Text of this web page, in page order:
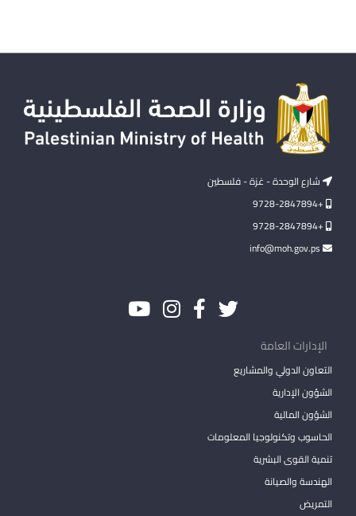
شارع الوحدة - غزة - فلسطين
+9728-2847894
+9728-2847894
الإدارات العامة
التعاون الدولي والمشاريع
الشؤون الإدارية
الشؤون المالية
الحاسوب وتكنولوجيا المعلومات
تنمية القوى البشرية
الهندسة والصيانة
التمريض